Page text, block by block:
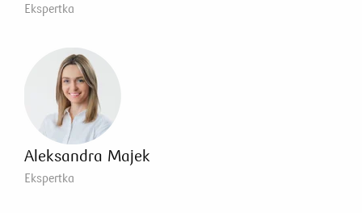
Ekspertka
Aleksandra Majek
Ekspertka